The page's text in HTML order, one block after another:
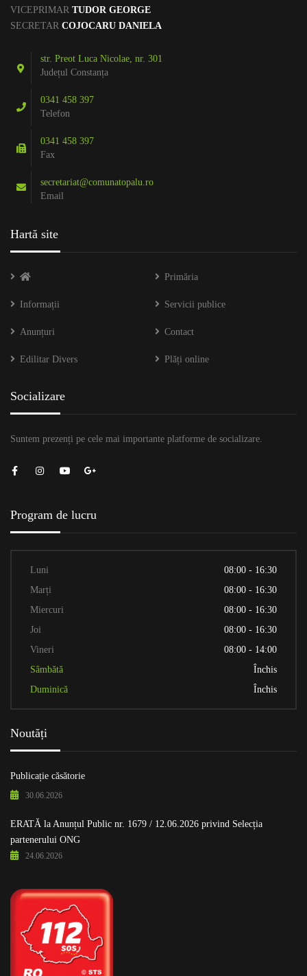
VICEPRIMAR TUDOR GEORGE
SECRETAR COJOCARU DANIELA
str. Preot Luca Nicolae, nr. 301
Județul Constanța
0341 458 397
Telefon
0341 458 397
Fax
secretariat@comunatopalu.ro
Email
Hartă site
Primăria
Informații Servicii publice
Anunțuri Contact
Edilitar Divers Plăți online
Socializare
Suntem prezenți pe cele mai importante platforme de socializare.
Program de lucru
Luni
08:00 - 16:30
Marți
08:00 - 16:30
Miercuri
08:00 - 16:30
Joi
08:00 - 16:30
Vineri
08:00 - 14:00
Sâmbătă
Închis
Duminică
Închis
Noutăți
Publicație căsătorie
30.06.2026
ERATĂ la Anunțul Public nr. 1679 / 12.06.2026 privind Selecția
partenerului ONG
24.06.2026